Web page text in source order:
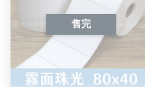
售完